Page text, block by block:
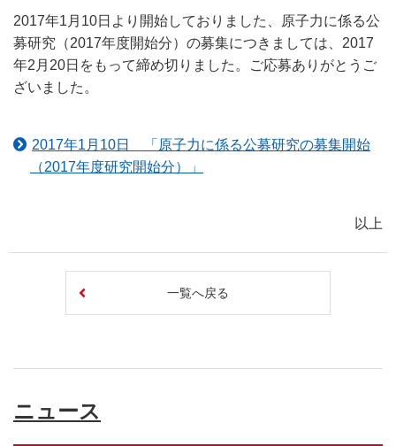
2017年1月10日より開始しておりました、原子力に係る公
募研究（2017年度開始分）の募集につきましては、2017
年2月20日をもって締め切りました。ご応募ありがとうご
ざいました。
2017年1月10日 「原子力に係る公募研究の募集開始
（2017年度研究開始分）」
以上
一覧へ戻る
ニュース